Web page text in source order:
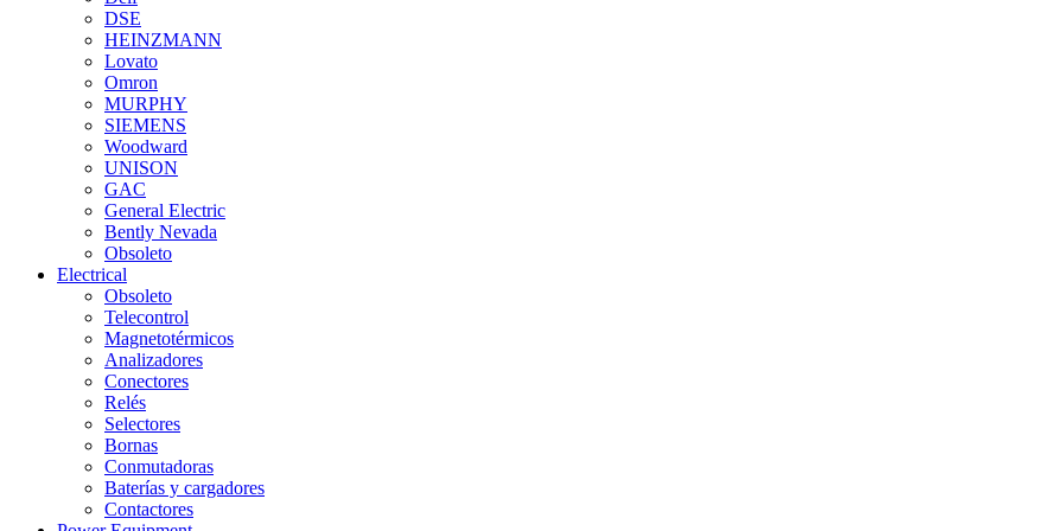
DSE
HEINZMANN
Lovato
Omron
MURPHY
SIEMENS
Woodward
UNISON
GAC
General Electric
Bently Nevada
Obsoleto
Electrical
Obsoleto
Telecontrol
Magnetotérmicos
Analizadores
Conectores
Relés
Selectores
Bornas
Conmutadoras
Baterías y cargadores
Contactores